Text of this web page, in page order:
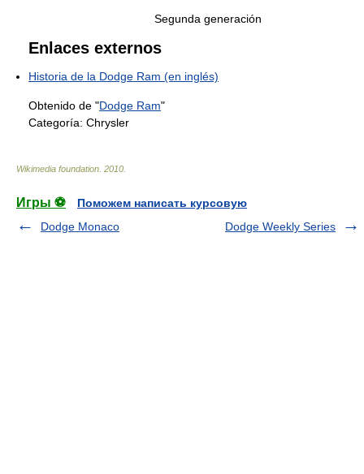
Segunda generación
Enlaces externos
Historia de la Dodge Ram (en inglés)
Obtenido de "Dodge Ram"
Categoría: Chrysler
Wikimedia foundation 2010
Игры ⚽
Поможем написать курсовую
Dodge Monaco
Dodge Weekly Series